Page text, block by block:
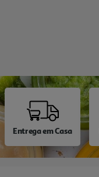
Entrega em Casa